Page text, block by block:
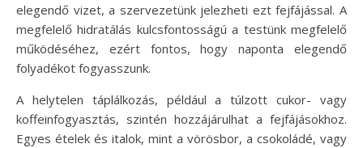
elegendő vizet, a szervezetünk jelezheti ezt fejfájással. A
megfelelő hidratálás kulcsfontosságú a testünk megfelelő
működéséhez, ezért fontos, hogy naponta elegendő
folyadékot fogyasszunk.
A helytelen táplálkozás, például a túlzott cukor- vagy
koffeinfogyasztás, szintén hozzájárulhat a fejfájásokhoz.
Egyes ételek és italok, mint a vörösbor, a csokoládé, vagy